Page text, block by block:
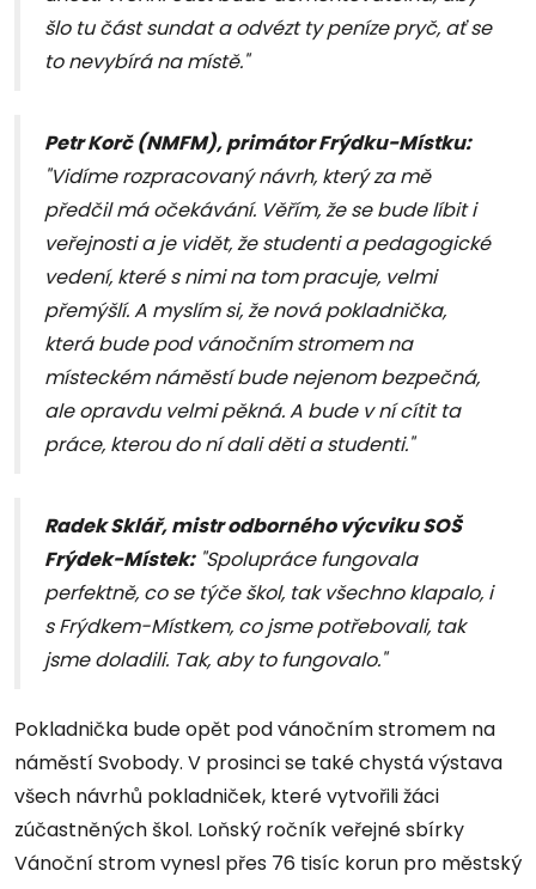
šlo tu část sundat a odvézt ty peníze pryč, ať se
to nevybírá na místě."
Petr Korč (NMFM), primátor Frýdku-Místku:
"Vidíme rozpracovaný návrh, který za mě
předčil má očekávání. Věřím, že se bude líbit i
veřejnosti a je vidět, že studenti a pedagogické
vedení, které s nimi na tom pracuje, velmi
přemýšlí. A myslím si, že nová pokladnička,
která bude pod vánočním stromem na
místeckém náměstí bude nejenom bezpečná,
ale opravdu velmi pěkná. A bude v ní cítit ta
práce, kterou do ní dali děti a studenti."
Radek Sklář, mistr odborného výcviku SOŠ
Frýdek-Místek:"Spolupráce fungovala
perfektně, co se týče škol, tak všechno klapalo, i
s Frýdkem-Místkem, co jsme potřebovali, tak
jsme doladili. Tak, aby to fungovalo."
Pokladnička bude opět pod vánočním stromem na
náměstí Svobody. V prosinci se také chystá výstava
všech návrhů pokladniček, které vytvořili žáci
zúčastněných škol. Loňský ročník veřejné sbírky
Vánoční strom vynesl přes 76 tisíc korun pro městský